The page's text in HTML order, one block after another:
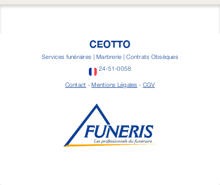
CEOTTO
Services funéraires | Marbrerie | Contrats Obsèques
24-51-0058
Contact -Mentions Légales - CGV